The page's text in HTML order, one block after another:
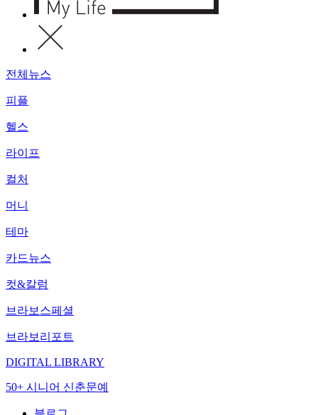
전체뉴스
피플
헬스
라이프
컬처
머니
테마
카드뉴스
컷&칼럼
브라보스페셜
브라보리포트
DIGITAL LIBRARY
50+ 시니어 신춘문예